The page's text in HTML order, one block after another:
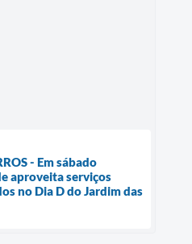
- Em sábado
aproveita serviços
no Dia D do Jardim das